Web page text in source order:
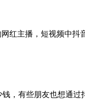
红主播，短视频中
，有些朋友也想通